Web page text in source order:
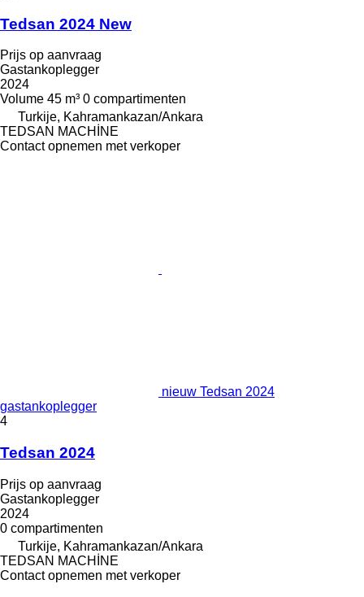
Tedsan 2024 New
Prijs op aanvraag
Gastankoplegger
2024
Volume 45 m³ 0 compartimenten
Turkije, Kahramankazan/Ankara
TEDSAN MACHİNE
Contact opnemen met verkoper
nieuw Tedsan 2024
gastankoplegger
4
Tedsan 2024
Prijs op aanvraag
Gastankoplegger
2024
0 compartimenten
Turkije, Kahramankazan/Ankara
TEDSAN MACHİNE
Contact opnemen met verkoper